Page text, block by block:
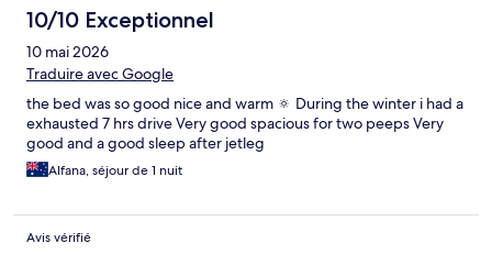
10/10 Exceptionnel
10 mai 2026
Traduire avec Google
the bed was so good nice and warm 🔅 During the winter i had a
exhausted 7 hrs drive Very good spacious for two peeps Very
good and a good sleep after jetleg
Alfana, séjour de 1 nuit
Avis vérifié